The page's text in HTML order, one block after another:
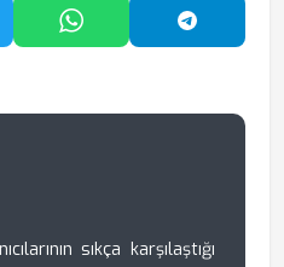
Paylaş
WhatsApp'ta Paylaş
sıkça karşılaştığı